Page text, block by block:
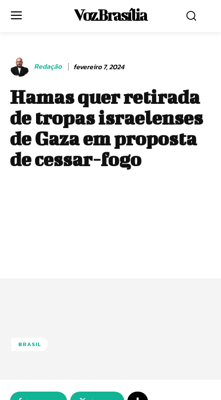
Voz Brasília
Redação fevereiro 7, 2024
Hamas quer retirada
de tropas israelenses
de Gaza em proposta
de cessar-fogo
BRASIL